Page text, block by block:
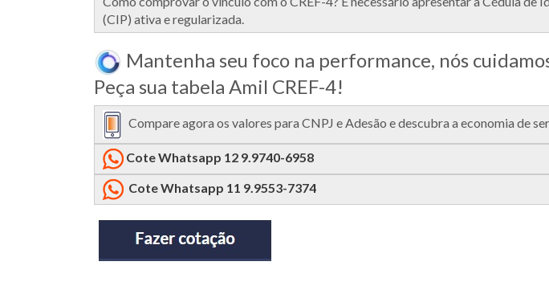
(CIP) ativa e regularizada.
Mantenha seu foco na performance, nós
Peça sua tabela Amil CREF-4!
Compare agora os valores para CNPJ e Adesão e descubra a economia de
Cote Whatsapp 12 9.9740-6958
Cote Whatsapp 11 9.9553-7374